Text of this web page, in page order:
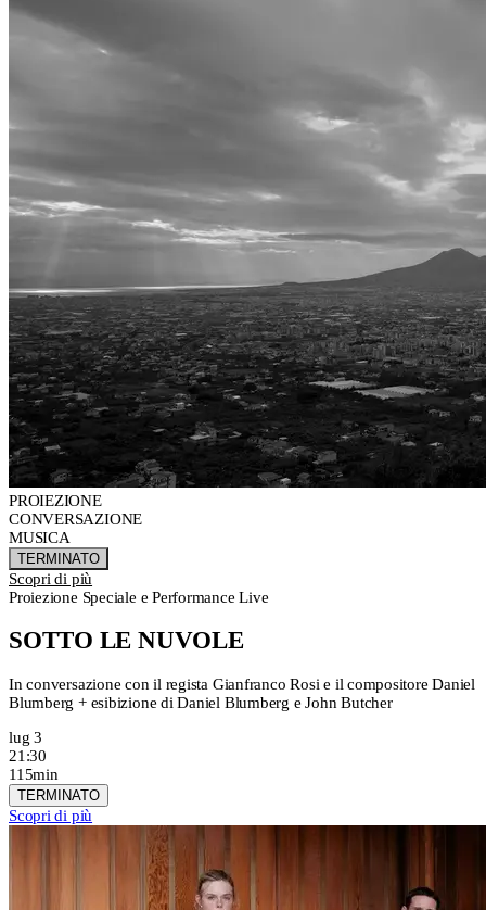
PROIEZIONE
CONVERSAZIONE
MUSICA
TERMINATO
Scopri di più
Proiezione Speciale e Performance Live
SOTTO LE NUVOLE
In conversazione con il regista Gianfranco Rosi e il compositore Daniel
Blumberg + esibizione di Daniel Blumberg e John Butcher
lug 3
21:30
115min
TERMINATO
Scopri di più